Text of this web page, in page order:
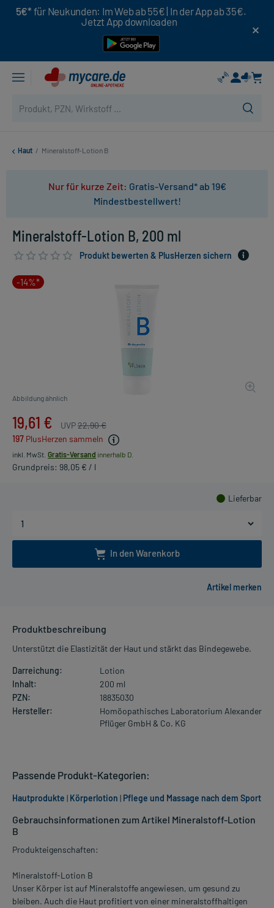
5€* für Neukunden: Im Web ab 55€ | In der App ab 35€.
Jetzt App downloaden
Haut / Mineralstoff-Lotion B
Nur für kurze Zeit: Gratis-Versand* ab 19€
Mindestbestellwert!
Mineralstoff-Lotion B, 200 ml
Produkt bewerten & PlusHerzen sichern
-14%*
Abbildung ähnlich
19,61 € UVP22,90 €
197 PlusHerzen sammeln
inkl. MwSt. Gratis-Versand innerhalb D.
Grundpreis: 98,05 € / l
Lieferbar
In den Warenkorb
Produktbeschreibung
Unterstützt die Elastizität der Haut und stärkt das Bindegewebe.
Darreichung:
Lotion
Inhalt:
200 ml
PZN:
18835030
Hersteller:
Homöopathisches Laboratorium Alexander
Pflüger GmbH & Co. KG
Gebrauchsinformationen zum Artikel Mineralstoff-Lotion
B
Produkteigenschaften:
Mineralstoff-Lotion B
Unser Körper ist auf Mineralstoffe angewiesen, um gesund zu
bleiben. Auch die Haut profitiert von einer mineralstoffhaltigen
Passende Produkt-Kategorien:
Hautprodukte | Körperlotion | Pflege und Massage nach dem Sport